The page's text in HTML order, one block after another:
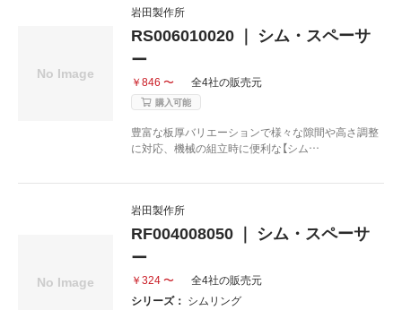
岩田製作所
RS006010020 ｜ シム・スペーサ
ー
￥846 〜 全4社の販売元
購入可能
豊富な板厚バリエーションで様々な隙間や高さ調整
に対応、機械の組立時に便利な【シム…
岩田製作所
RF004008050 ｜ シム・スペーサ
ー
￥324 〜
全4社の販売元
シリーズ： シムリング